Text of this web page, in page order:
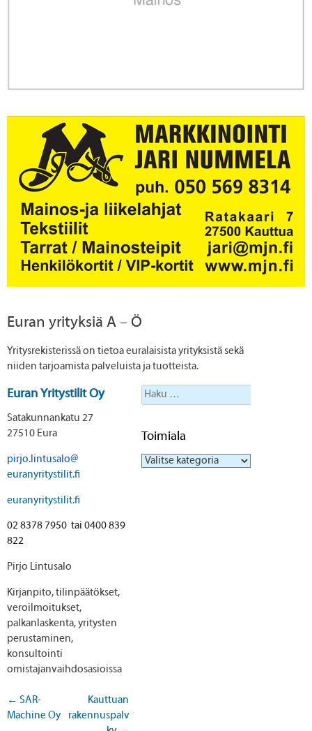
Euran yrityksiä A – Ö
Yritysrekisterissä on tietoa euralaisista yrityksistä sekä
niiden tarjoamista palveluista ja tuotteista.
Haku:
Toimiala
Toimiala
Euran Yritystilit Oy
Satakunnankatu 27
27510 Eura
pirjo.lintusalo@
euranyritystilit.fi
euranyritystilit.fi
02 8378 7950 tai 0400 839
822
Pirjo Lintusalo
Kirjanpito, tilinpäätökset,
veroilmoitukset,
palkanlaskenta, yritysten
perustaminen,
konsultointi
omistajanvaihdosasioissa
← SAR-
Machine Oy
Kauttuan
rakennuspalvelu